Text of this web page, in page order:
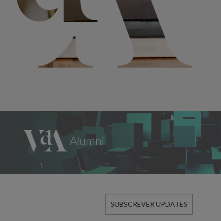
SUBSCREVER UPDATES